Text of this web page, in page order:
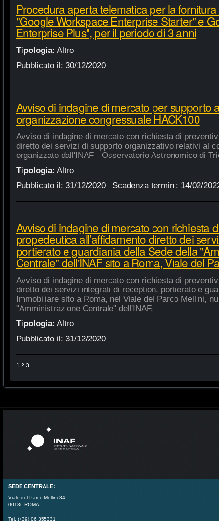
Procedura aperta telematica per la
"Google Workspace Enterprise Starter" e
Enterprise Plus", per il periodo di 3 anni
Tipologia: Altro
Pubblicato il: 30/12/2020
Avviso di indagine di mercato per supporto
organizzazione congressuale HACK100
Avviso di indagine di mercato con richiesta di
diretto dei servizi di supporto organizzativo relativi al
organizzato dall'INAF - Osservatorio Astronomico di
Tipologia: Altro
Pubblicato il: 31/12/2020| Scadenza termini: 14/02/
Avviso di indagine di mercato con richiesta
propedeutica all’affidamento diretto dei
portierato e guardiania della Sede della
Centrale" dell'INAF sito a Roma, Viale del
Avviso di indagine di mercato con richiesta di
diretto dei servizi integrati di reception, portierato e
Immobiliare sito a Roma, nel Viale del Parco Mellini,
"Amministrazione Centrale" dell'INAF.
Tipologia: Altro
Pubblicato il: 31/12/2020
1 2 3
SEDE CENTRALE:
Viale del Parco Mellini 84
00136 ROMA
Tel. (+39) 06 355331